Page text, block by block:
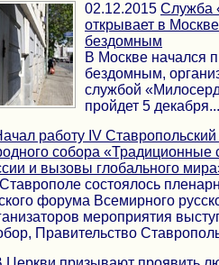
02.12.2015 Служба
открывает в
бездомным
В Москве начался
бездомным,
службой
пройдет 5
работу IV
собора
и вызовы глобального
состоялось
форума Всемирного
мероприятия
Правительство